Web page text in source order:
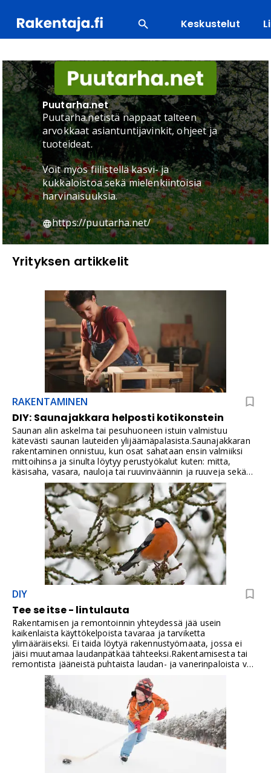
Keskustelut
SUOSITUIMMAT ENERGIA LVI
Puutarha.net
Puutarha.netistä nappaat talteen
arvokkaat asiantuntijavinkit, ohjeet ja
tuoteideat.
Voit myös fiilistellä kasvi- ja
kukkaloistoa sekä mielenkiintoisia
harvinaisuuksia.
https://puutarha.net/
Yrityksen artikkelit
RAKENTAMINEN
DIY: Saunajakkara helposti kotikonstein
Saunan alin askelma tai pesuhuoneen istuin valmistuu
kätevästi saunan lauteiden ylijäämäpalasista.Saunajakkaran
rakentaminen onnistuu, kun osat sahataan ensin valmiiksi
mittoihinsa ja sinulta löytyy perustyökalut kuten: mitta,
käsisaha, vasara, nauloja tai ruuvinväännin ja ruuveja sekä
hiekkapaperia.
DIY
Tee se itse - lintulauta
Rakentamisen ja remontoinnin yhteydessä jää usein
kaikenlaista käyttökelpoista tavaraa ja tarviketta
ylimääräiseksi. Ei taida löytyä rakennustyömaata, jossa ei
jäisi muutamaa laudanpätkää tähteeksi.Rakentamisesta tai
remontista jääneistä puhtaista laudan- ja vanerinpaloista voi
rakentaa linnuille ruokinta-automaatin. Säiliöstä siemenet
valuvat vähitellen ruokintakouruun, jossa ne pysyvät
paremmin suojassa sateelta ja lintujen ulosteilta. Katso
mittapiirros, tarvikelista ja vaiheittainen rakennusohje.